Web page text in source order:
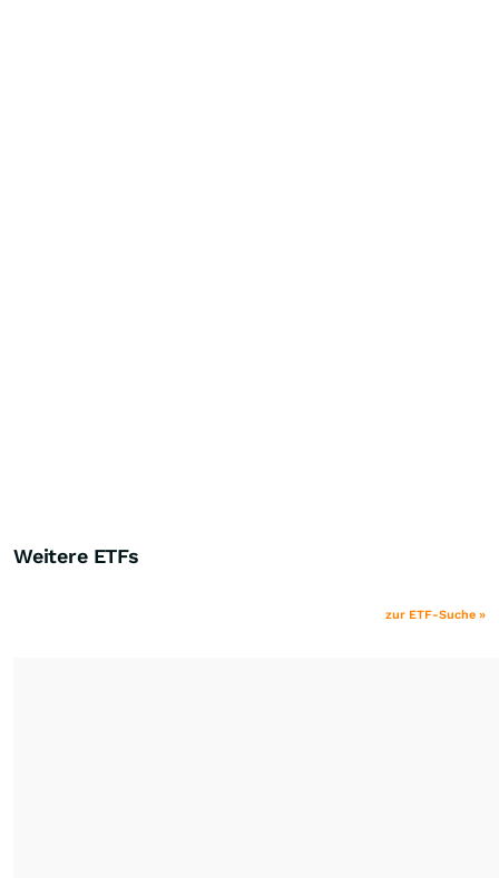
Weitere ETFs
zur ETF-Suche »